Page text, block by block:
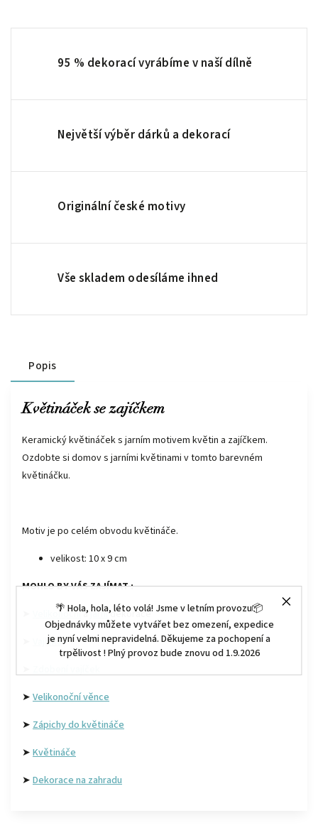
🌴 Hola, hola, léto volá! Jsme v letním provozu📦
Objednávky můžete vytvářet bez omezení, expedice
je nyní velmi nepravidelná. Děkujeme za pochopení a
trpělivost ! Plný provoz bude znovu od 1.9.2026
95 % dekorací vyrábíme v naší dílně
Největší výběr dárků a dekorací
Originální české motivy
Vše skladem odesíláme ihned
Popis
Květináček se zajíčkem
Keramický květináček s jarním motivem květin a zajíčkem.
Ozdobte si domov s jarními květinami v tomto barevném
květináčku.
Motiv je po celém obvodu květináče.
velikost: 10 x 9 cm
MOHLO BY VÁS ZAJÍMAT :
Velikonočnía jarnídekorace
Vajíčka
➤ Velikonoční věnce
➤ Zápichy do květináče
➤ Květináče
➤ Dekorace na zahradu